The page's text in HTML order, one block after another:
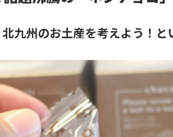
九州のお土産を考えよう！